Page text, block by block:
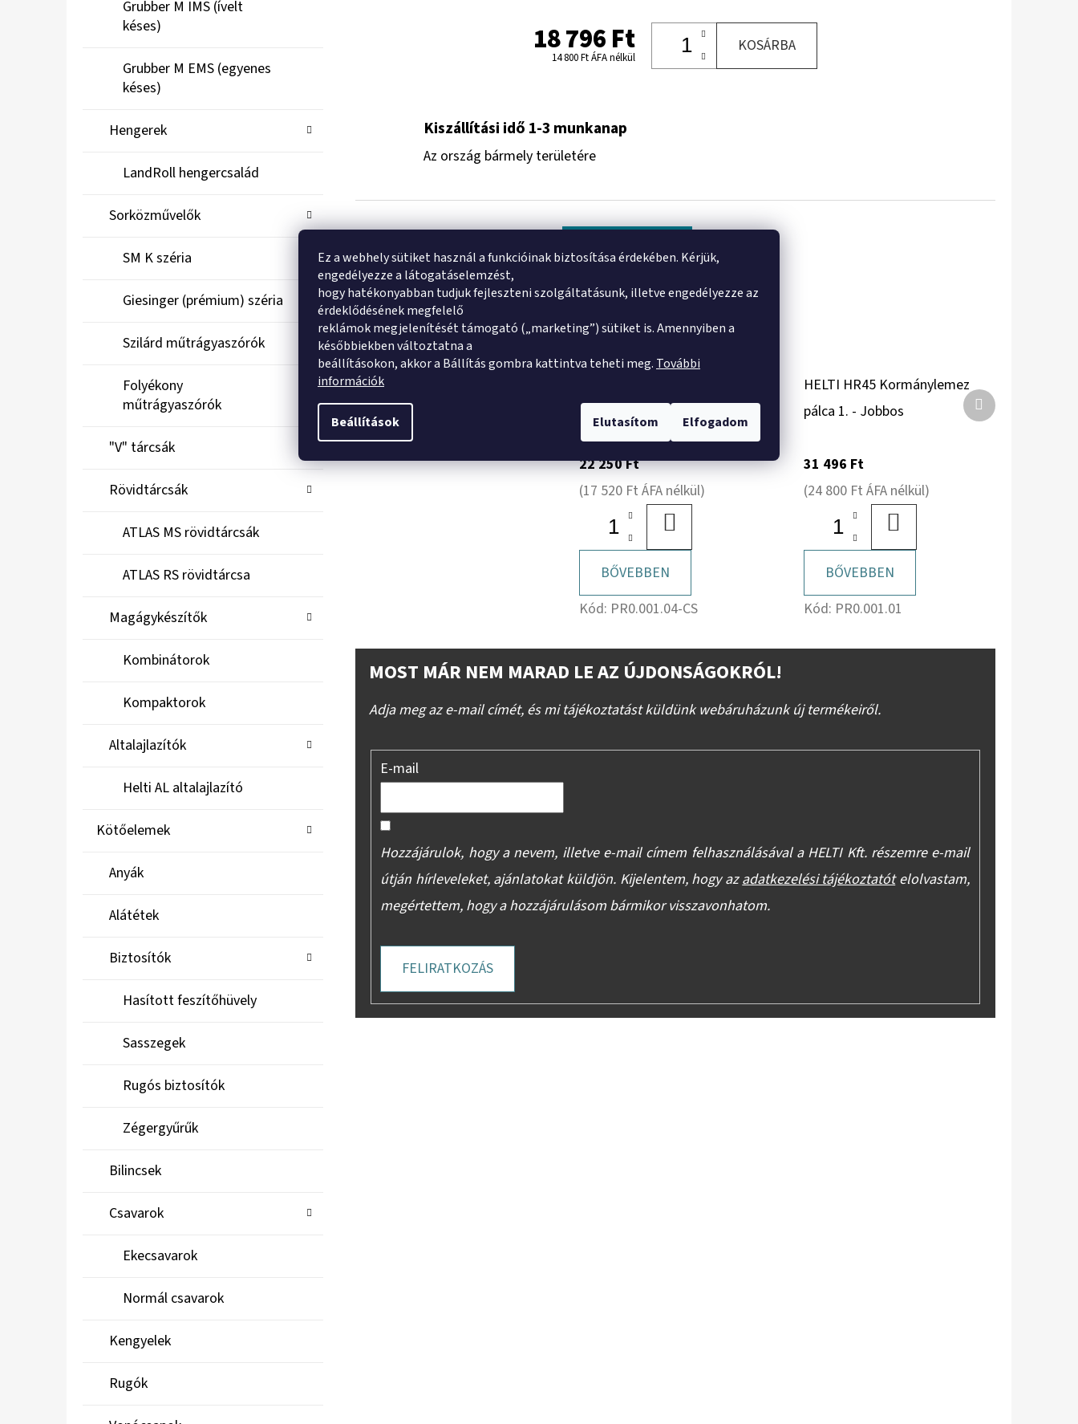
Ez a webhely sütiket használ a funkcióinak biztosítása érdekében. Kérjük,
engedélyezze a látogatáselemzést,
hogy hatékonyabban tudjuk fejleszteni szolgáltatásunk, illetve engedélyezze az
érdeklődésének megfelelő
reklámok megjelenítését támogató („marketing”) sütiket is. Amennyiben a
későbbiekben változtatna a
beállításokon, akkor a Bállítás gombra kattintva teheti meg. További
információk
Beállítások Elutasítom Elfogadom
Grubber M IMS (ívelt
késes)
Grubber M EMS (egyenes
késes)
Hengerek
LandRoll hengercsalád
Sorközművelők
SM K széria
Giesinger (prémium) széria
Szilárd műtrágyaszórók
Folyékony
műtrágyaszórók
"V" tárcsák
Rövidtárcsák
ATLAS MS rövidtárcsák
ATLAS RS rövidtárcsa
Magágykészítők
Kombinátorok
Kompaktorok
Altalajlazítók
Helti AL altalajlazító
Kötőelemek
Anyák
Alátétek
Biztosítók
Hasított feszítőhüvely
Sasszegek
Rugós biztosítók
Zégergyűrűk
Bilincsek
Csavarok
Ekecsavarok
Normál csavarok
Kengyelek
Rugók
18 796 Ft
14 800 Ft ÁFA nélkül
KOSÁRBA
Kiszállítási idő 1-3 munkanap
Az ország bármely területére
Kapcsolódó (5)
Hasonló (6)
Értékelés
Márka
pálca 4. - Jobbos + csavar szett
22 250 Ft
(17 520 Ft ÁFA nélkül)
BŐVEBBEN
Kód: PR0.001.04-CS
HELTI HR45 Kormánylemez
pálca 1. - Jobbos
31 496 Ft
(24 800 Ft ÁFA nélkül)
BŐVEBBEN
Kód: PR0.001.01
Következő
termék
MOST MÁR NEM MARAD LE AZ ÚJDONSÁGOKRÓL!
Adja meg az e-mail címét, és mi tájékoztatást küldünk webáruházunk új termékeiről.
E-mail
Hozzájárulok, hogy a nevem, illetve e-mail címem felhasználásával a HELTI Kft. részemre e-mail
útján hírleveleket, ajánlatokat küldjön. Kijelentem, hogy azadatkezelési tájékoztatót elolvastam,
megértettem, hogy a hozzájárulásom bármikor visszavonhatom.
FELIRATKOZÁS